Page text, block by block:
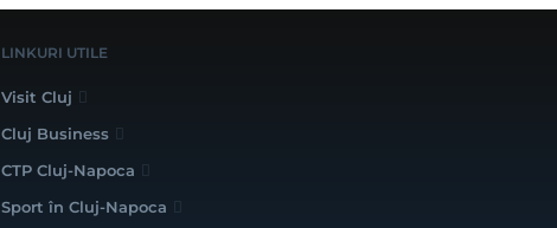
LINKURI UTILE
Visit Cluj
Cluj Business
CTP Cluj-Napoca
Sport în Cluj-Napoca